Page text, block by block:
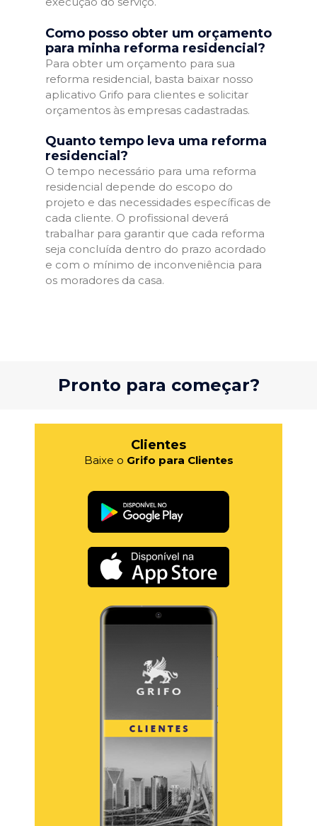
Como posso obter um orçamento
para minha reforma residencial?
Para obter um orçamento para sua
reforma residencial, basta baixar nosso
aplicativo Grifo para clientes e solicitar
orçamentos às empresas cadastradas.
Quanto tempo leva uma reforma
residencial?
O tempo necessário para uma reforma
residencial depende do escopo do
projeto e das necessidades específicas de
cada cliente. O profissional deverá
trabalhar para garantir que cada reforma
seja concluída dentro do prazo acordado
e com o mínimo de inconveniência para
os moradores da casa.
Pronto para começar?
Clientes
Baixe o Grifo para Clientes